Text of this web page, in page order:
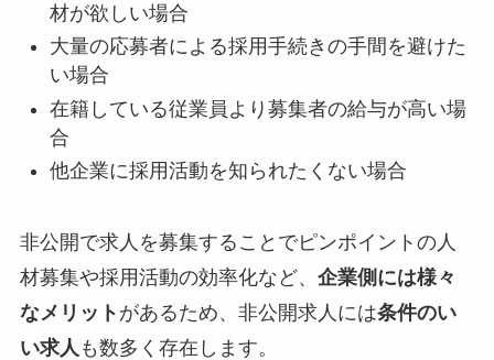
材が欲しい場合
大量の応募者による採用手続きの手間を避けた
い場合
在籍している従業員より募集者の給与が高い場
合
他企業に採用活動を知られたくない場合
非公開で求人を募集することでピンポイントの人
材募集や採用活動の効率化など、 企業側には様々
なメリット があるため、非公開求人には条件のい
い求人 も数多く存在します。